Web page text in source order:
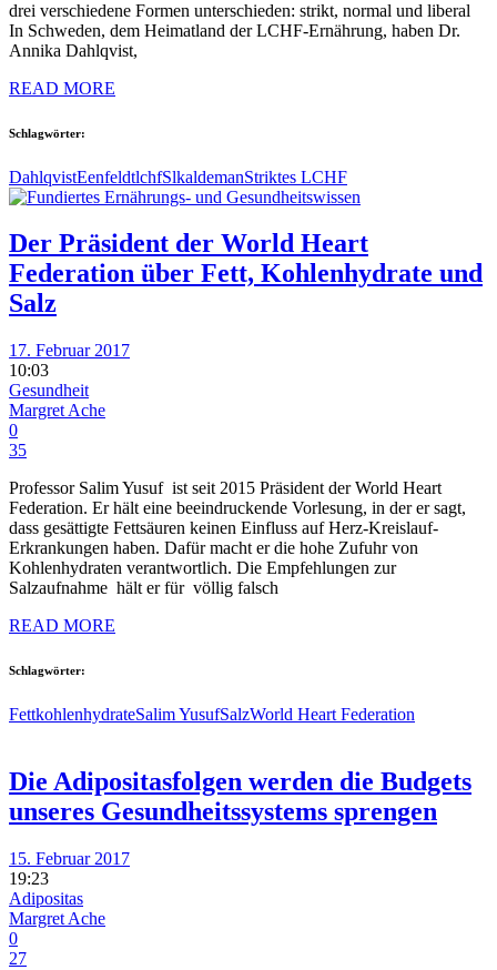
drei verschiedene Formen unterschieden: strikt, normal und liberal
In Schweden, dem Heimatland der LCHF-Ernährung, haben Dr.
Annika Dahlqvist,
READ MORE
Schlagwörter:
DahlqvistEenfeldtlchfSlkaldemanStriktes LCHF
Der Präsident der World Heart
Federation über Fett, Kohlenhydrate und
Salz
17. Februar 2017
10:03
Gesundheit
Margret Ache
0
35
Professor Salim Yusuf ist seit 2015 Präsident der World Heart
Federation. Er hält eine beeindruckende Vorlesung, in der er sagt,
dass gesättigte Fettsäuren keinen Einfluss auf Herz-Kreislauf-
Erkrankungen haben. Dafür macht er die hohe Zufuhr von
Kohlenhydraten verantwortlich. Die Empfehlungen zur
Salzaufnahme hält er für völlig falsch
READ MORE
Schlagwörter:
FettkohlenhydrateSalim YusufSalzWorld Heart Federation
Die Adipositasfolgen werden die Budgets
unseres Gesundheitssystems sprengen
15. Februar 2017
19:23
Adipositas
Margret Ache
0
27